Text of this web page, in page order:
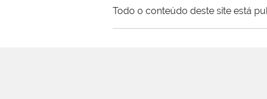
Todo o conteúdo deste site está